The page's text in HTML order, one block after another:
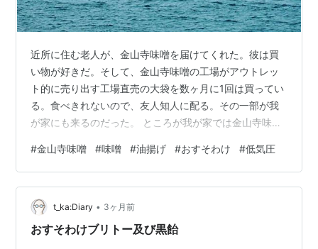
近所に住む老人が、金山寺味噌を届けてくれた。彼は買
い物が好きだ。そして、金山寺味噌の工場がアウトレッ
ト的に売り出す工場直売の大袋を数ヶ月に1回は買ってい
る。食べきれないので、友人知人に配る。その一部が我
が家にも来るのだった。 ところが我が家では金山寺味噌
小分けして冷凍し、未来の自分に託したのだった。 その
先送り分を使い切らないうちに、新しい「買いすぎちゃ
った・おすそ分け・金山寺味噌」が再び我が家に届けら
れた。正直なところ困っている。届けた老人は「要らな
かったら捨てちまってかまわないからよ。俺ん家でも子
#金山寺味噌 #味噌 #油揚げ #おすそわけ #低気圧
t_ka:Diary • 3ヶ月前
おすそわけブリトー及び黒飴